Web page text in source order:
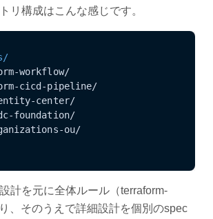
リ構成はこんな感じです。
workflow/
cicd-pipeline/
center/
foundation/
ou/
計を元に全体ルール（terraform-
、そのうえで詳細設計を個別のspec